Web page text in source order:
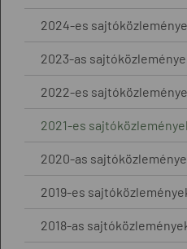
2024-es
2023-as
2022-es
2021-es
2020-as
2019-es
2018-as